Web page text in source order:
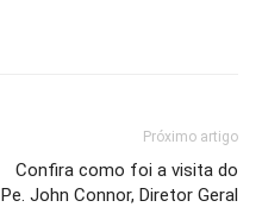
Próximo artigo
Confira como foi a visita do
Pe. John Connor, Diretor Geral